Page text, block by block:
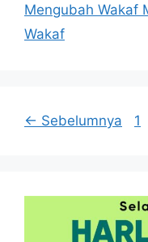
Mengubah Wakaf
Wakaf
← Sebelumnya 1